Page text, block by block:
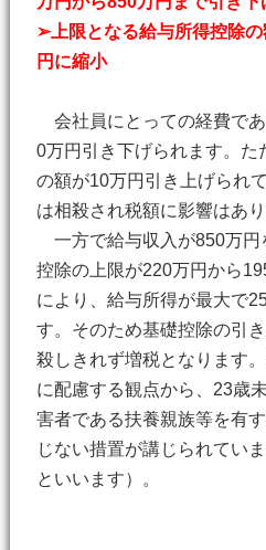
➢上限となる給与所得控除
円に縮小
会社員にとっての経費で
0万円引き下げられます。た
の額が10万円引き上げられ
は相殺され税額に影響はあり
一方で給与収入が850万円
控除の上限が220万円から
により、給与所得が最大で
す。そのため基礎控除の引
殺しきれず増税となります
に配慮する観点から、23歳
害者である扶養親族等を有
じない措置が講じられてい
といいます）。